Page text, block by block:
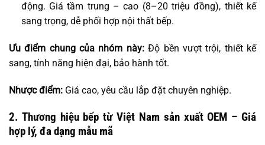
động. Giá tầm trung – cao (8–20 triệu đồng), thiết kế
sang trọng, dễ phối hợp nội thất bếp.
Ưu điểm chung của nhóm này:Độ bền vượt trội, thiết kế
sang, tính năng hiện đại, bảo hành tốt.
Nhược điểm: Giá cao, yêu cầu lắp đặt chuyên nghiệp.
2. Thương hiệu bếp từ Việt Nam sản xuất OEM – Giá
hợp lý, đa dạng mẫu mã